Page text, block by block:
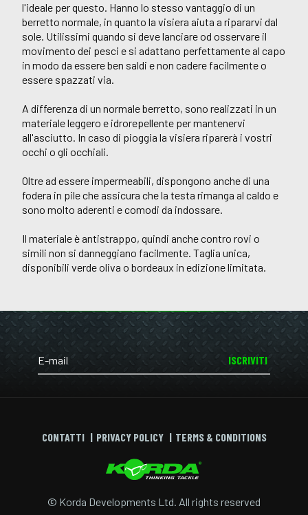
l'ideale per questo. Hanno lo stesso vantaggio di un
berretto normale, in quanto la visiera aiuta a ripararvi dal
sole. Utilissimi quando si deve lanciare od osservare il
movimento dei pesci e si adattano perfettamente al capo
in modo da essere ben saldi e non cadere facilmente o
essere spazzati via.
A differenza di un normale berretto, sono realizzati in un
materiale leggero e idrorepellente per mantenervi
all'asciutto. In caso di pioggia la visiera riparerà i vostri
occhi o gli occhiali.
Oltre ad essere impermeabili, dispongono anche di una
fodera in pile che assicura che la testa rimanga al caldo e
sono molto aderenti e comodi da indossare.
Il materiale è antistrappo, quindi anche contro rovi o
simili non si danneggiano facilmente. Taglia unica,
disponibili verde oliva o bordeaux in edizione limitata.
ISCRIVITI
© Korda Developments Ltd. All rights reserved
CONTATTI PRIVACY POLICY TERMS & CONDITIONS